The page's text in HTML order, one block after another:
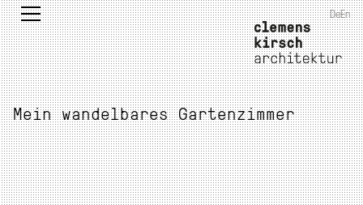
DeEn
Mein wandelbares Gartenzimmer